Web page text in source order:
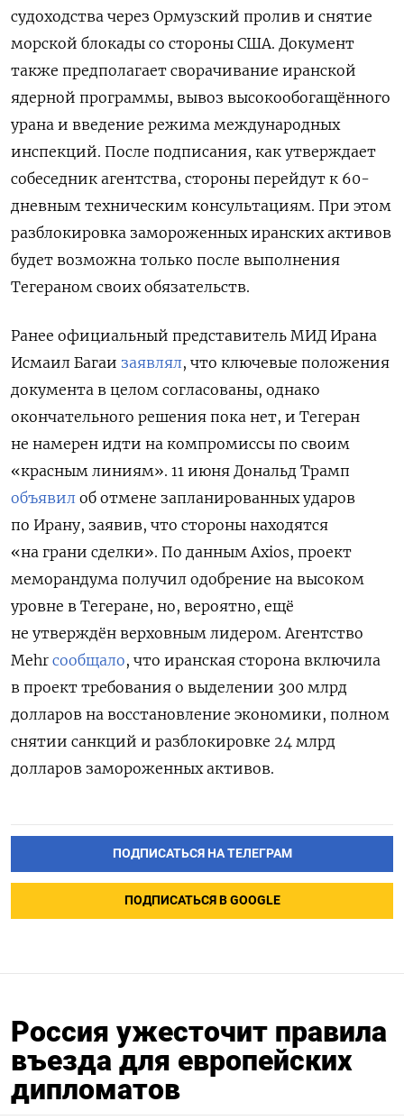
судоходства через Ормузский пролив и снятие
морской блокады со стороны США. Документ
также предполагает сворачивание иранской
ядерной программы, вывоз высокообогащённого
урана и введение режима международных
инспекций. После подписания, как утверждает
собеседник агентства, стороны перейдут к 60-
дневным техническим консультациям. При этом
разблокировка замороженных иранских активов
будет возможна только после выполнения
Тегераном своих обязательств.
Ранее официальный представитель МИД Ирана
Исмаил Багаи заявлял, что ключевые положения
документа в целом согласованы, однако
окончательного решения пока нет, и Тегеран
не намерен идти на компромиссы по своим
«красным линиям». 11 июня Дональд Трамп
объявил об отмене запланированных ударов
по Ирану, заявив, что стороны находятся
«на грани сделки». По данным Axios, проект
меморандума получил одобрение на высоком
уровне в Тегеране, но, вероятно, ещё
не утверждён верховным лидером. Агентство
Mehr сообщало, что иранская сторона включила
в проект требования о выделении 300 млрд
долларов на восстановление экономики, полном
снятии санкций и разблокировке 24 млрд
долларов замороженных активов.
ПОДПИСАТЬСЯ НА ТЕЛЕГРАМ
ПОДПИСАТЬСЯ В GOOGLE
Россия ужесточит правила
въезда для европейских
дипломатов